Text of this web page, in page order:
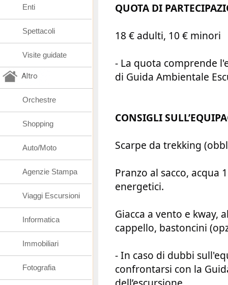
QUOTA DI
18 € adulti, 10 € minori
- La quota comprende
di Guida Ambientale
CONSIGLI
Scarpe da trekking
Pranzo al sacco, acqua
energetici.
Giacca a vento e kway,
cappello, bastoncini
- In caso di dubbi
confrontarsi con la
Enti
Spettacoli
Visite guidate
Altro
Orchestre
Shopping
Auto/Moto
Agenzie Stampa
Viaggi Escursioni
Informatica
Immobiliari
Fotografia